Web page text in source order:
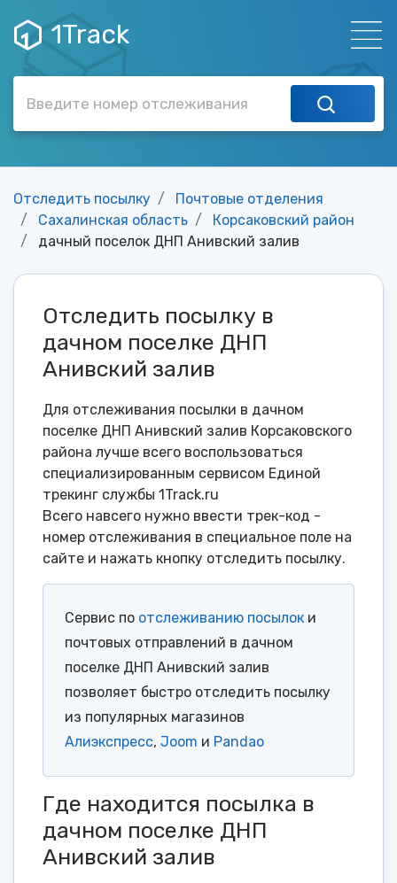
1Track
Отследить посылку
Почтовые отделения
Сахалинская область
Корсаковский район
дачный поселок ДНП Анивский залив
Отследить посылку в
дачном поселке ДНП
Анивский залив
Для отслеживания посылки в дачном
поселке ДНП Анивский залив Корсаковского
района лучше всего воспользоваться
специализированным сервисом Единой
трекинг службы 1Track.ru
Всего навсего нужно ввести трек-код -
номер отслеживания в специальное поле на
сайте и нажать кнопку отследить посылку.
Сервис по отслеживанию посылок и
почтовых отправлений в дачном
поселке ДНП Анивский залив
позволяет быстро отследить посылку
из популярных магазинов
Алиэкспресс, Joom и Pandao
Где находится посылка в
дачном поселке ДНП
Анивский залив